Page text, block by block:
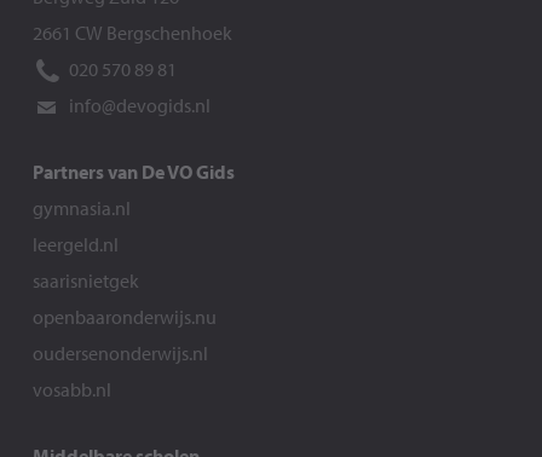
2661 CW Bergschenhoek
020 570 89 81
info@devogids.nl
Partners van De VO Gids
gymnasia.nl
leergeld.nl
saarisnietgek
openbaaronderwijs.nu
oudersenonderwijs.nl
vosabb.nl